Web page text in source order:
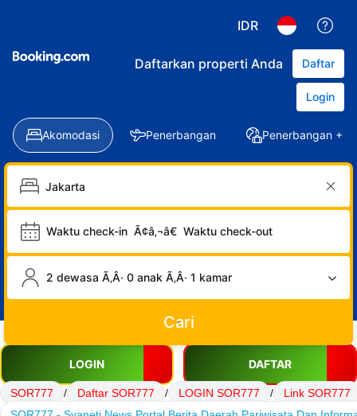
IDR
Daftarkan properti Anda Daftar
Login
Akomodasi Penerbangan Penerbangan +
Waktu check-in Ã¢â‚¬â€ Waktu check-out
2 dewasa Ã‚Â· 0 anak Ã‚Â· 1 kamar
Cari
LOGIN DAFTAR
SOR777 / Daftar SOR777 / LOGIN SOR777 /
Link SOR777